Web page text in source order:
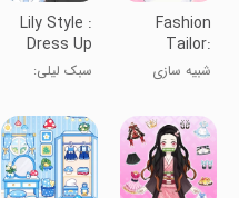
Fashion
Tailor:
Fashion
Design
شبیه سازی
Lily Style :
Dress Up
Game
سبک لیلی:
پوشاندن